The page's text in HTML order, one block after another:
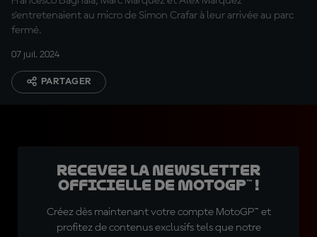
s'entretenaient au micro de Simon Crafar à leur arrivée au parc
fermé.
07 juil. 2024
PARTAGER
Recevez la Newsletter
officielle de MotoGP™ !
Créez dès maintenant votre compte MotoGP™ et
profitez de contenus exclusifs tels que notre